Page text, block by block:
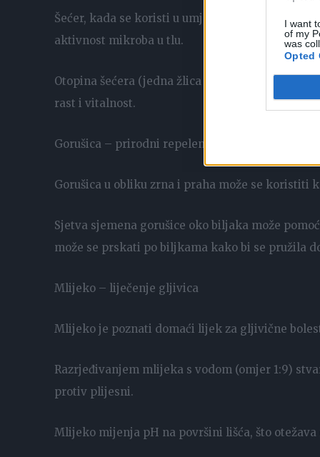
I want
of my
was
Opted
Šećer, kada se koristi u umjerenim količinama,
aktivnost mikroba u tlu.
Otopina šećera (jedna žlica šećera na litru
rast i vitalnost.
Gorušica – prirodni repelent
Gorušica u obliku zrna i praha može se koristiti
Sjetva sjemena gorušice oko biljaka može
može se prskati po biljkama kako bi se pružila
Mlijeko – liječenje gljivica
Mlijeko je poznati domaći lijek za gljivične
Razrjeđivanjem mlijeka s vodom (omjer 1:9)
protiv plijesni.
Mlijeko mijenja pH na površini lišća, što